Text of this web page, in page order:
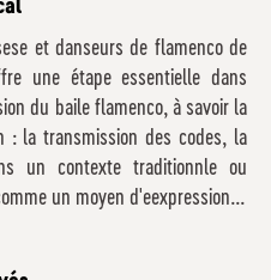
et danseurs de flamenco de
une étape essentielle dans
du baile flamenco, à savoir la
: la transmission des codes, la
un contexte traditionnle ou
un moyen d'eexpression...